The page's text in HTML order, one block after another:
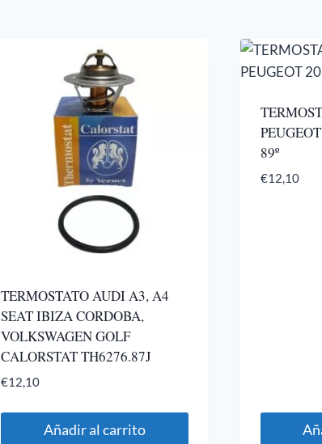
TERMOSTATO AUDI A3, A4
SEAT IBIZA CORDOBA,
VOLKSWAGEN GOLF
CALORSTAT TH6276.87J
€12,10
Añadir al carrito
89º
€12,10